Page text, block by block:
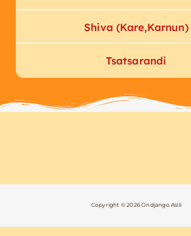
Shiva (Kare,Karnun)
Tsatsarandi
Copyright © 2026 Ondjango Asili